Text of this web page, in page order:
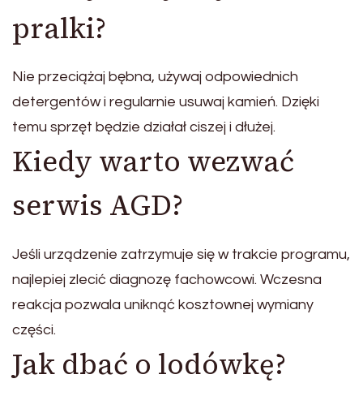
pralki?
Nie przeciążaj bębna, używaj odpowiednich
detergentów i regularnie usuwaj kamień. Dzięki
temu sprzęt będzie działał ciszej i dłużej.
Kiedy warto wezwać
serwis AGD?
Jeśli urządzenie zatrzymuje się w trakcie programu,
najlepiej zlecić diagnozę fachowcowi. Wczesna
reakcja pozwala uniknąć kosztownej wymiany
części.
Jak dbać o lodówkę?